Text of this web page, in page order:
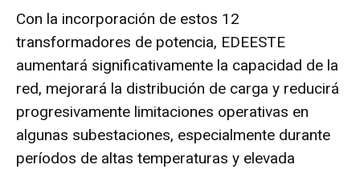
Con la incorporación de estos 12
transformadores de potencia, EDEESTE
aumentará significativamente la capacidad de la
red, mejorará la distribución de carga y reducirá
progresivamente limitaciones operativas en
algunas subestaciones, especialmente durante
períodos de altas temperaturas y elevada